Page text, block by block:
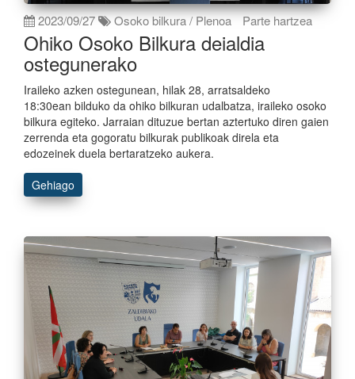
2023/09/27 Osoko bilkura / Plenoa Parte hartzea
Ohiko Osoko Bilkura deialdia
ostegunerako
Iraileko azken ostegunean, hilak 28, arratsaldeko
18:30ean bilduko da ohiko bilkuran udalbatza, iraileko osoko
bilkura egiteko. Jarraian dituzue bertan aztertuko diren gaien
zerrenda eta gogoratu bilkurak publikoak direla eta
edozeinek duela bertaratzeko aukera.
Gehiago